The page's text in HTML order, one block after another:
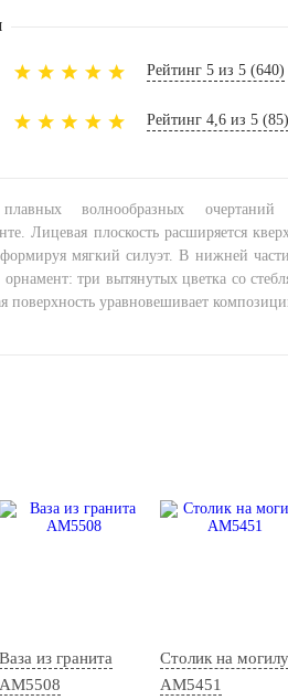
Рейтинг 5 из 5 (640)
Рейтинг 4,6 из 5 (85)
плавных волнообразных
Лицевая плоскость расширяется
мягкий силуэт. В нижней
три вытянутых цветка со
поверхность уравновешивает
Ваза из гранита
AM5508
Столик на могилу
AM5451